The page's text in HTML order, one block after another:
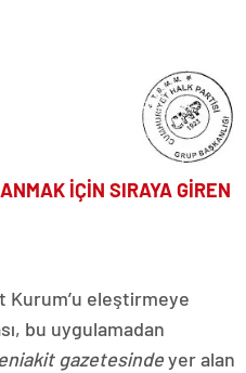
İÇİN SIRAYA GİREN
Kurum’u eleştirmeye
bu uygulamadan
gazetesindeyer alan